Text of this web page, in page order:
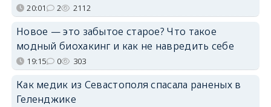
20:01 2 2112
Новое — это забытое старое? Что такое
модный биохакинг и как не навредить себе
19:15 0 303
Как медик из Севастополя спасала раненых в
Геленджике